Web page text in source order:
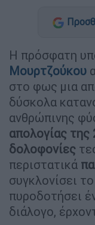
Η πρόσφατη
Μουρτζούκου
στο φως μια
δύσκολα
ανθρώπινης
απολογίας της
δολοφονίες
περιστατικά
συγκλονίσει
πυροδοτήσει
διάλογο,